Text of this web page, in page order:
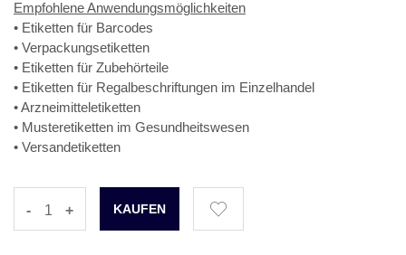
Empfohlene Anwendungsmöglichkeiten
• Etiketten für Barcodes
• Verpackungsetiketten
• Etiketten für Zubehörteile
• Etiketten für Regalbeschriftungen im Einzelhandel
• Arzneimitteletiketten
• Musteretiketten im Gesundheitswesen
• Versandetiketten
- +